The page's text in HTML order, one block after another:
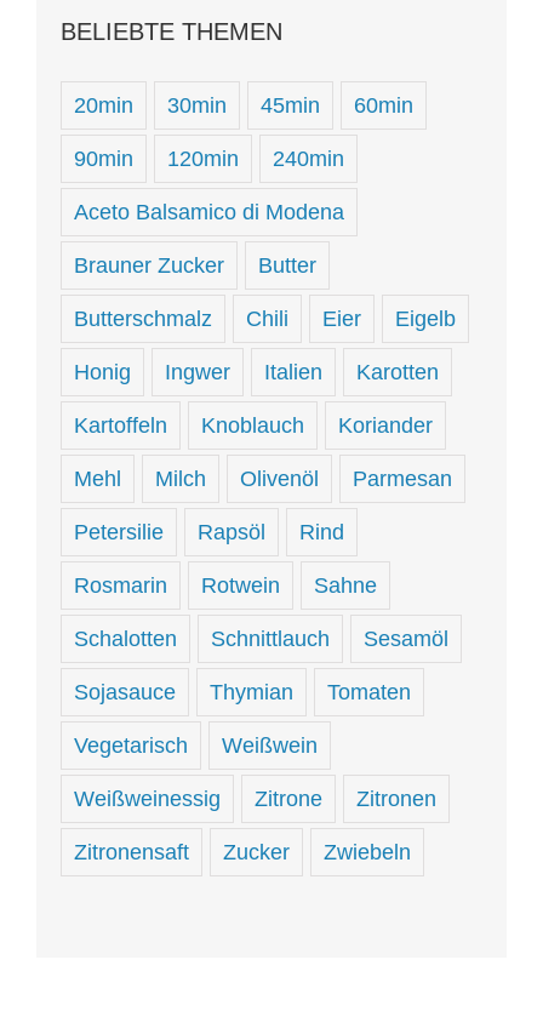
BELIEBTE THEMEN
20min 30min 45min 60min
90min 120min 240min
Aceto Balsamico di Modena
Brauner Zucker Butter
Butterschmalz Chili Eier Eigelb
Honig Ingwer Italien Karotten
Kartoffeln Knoblauch Koriander
Mehl Milch Olivenöl Parmesan
Petersilie Rapsöl Rind
Rosmarin Rotwein Sahne
Schalotten Schnittlauch Sesamöl
Sojasauce Thymian Tomaten
Vegetarisch Weißwein
Weißweinessig Zitrone Zitronen
Zitronensaft Zucker Zwiebeln